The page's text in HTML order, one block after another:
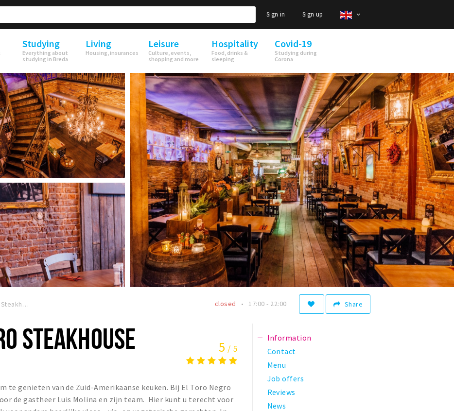
Sign in Sign up
Studying
Everything about
studying in Breda
Living
Housing, insurances
Leisure
Culture, events,
shopping and more
Hospitality
Food, drinks &
sleeping
Covid-19
Studying during
Corona
El Toro Negro Steakhouse Share
closed 17:00 - 22:00
STEAKHOUSE 5 / 5
te genieten van de Zuid-Amerikaanse keuken. Bij El Toro Negro
de gastheer Luis Molina en zijn team. ‍ Hier kunt u terecht voor
Information
Contact
Menu
Job offers
Reviews
News